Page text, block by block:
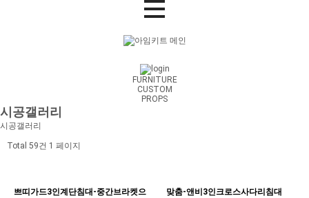
FURNITURE
CUSTOM
PROPS
시공갤러리
시공갤러리
Total 59건 1 페이지
쁘띠가드3인계단침대-중간브라켓으
맞춤-앤비3인크로스사다리침대